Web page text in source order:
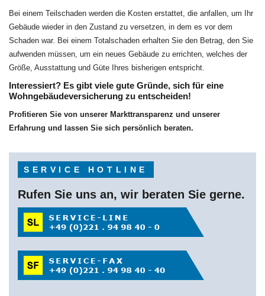
Bei einem Teilschaden werden die Kosten erstattet, die anfallen, um Ihr
Gebäude wieder in den Zustand zu versetzen, in dem es vor dem
Schaden war. Bei einem Totalschaden erhalten Sie den Betrag, den Sie
aufwenden müssen, um ein neues Gebäude zu errichten, welches der
Größe, Ausstattung und Güte Ihres bisherigen entspricht.
Interessiert? Es gibt viele gute Gründe, sich für eine
Wohngebäudeversicherung zu entscheiden!
Profitieren Sie von unserer Markttransparenz und unserer
Erfahrung und lassen Sie sich persönlich beraten.
SERVICE HOTLINE
Rufen Sie uns an, wir beraten Sie gerne.